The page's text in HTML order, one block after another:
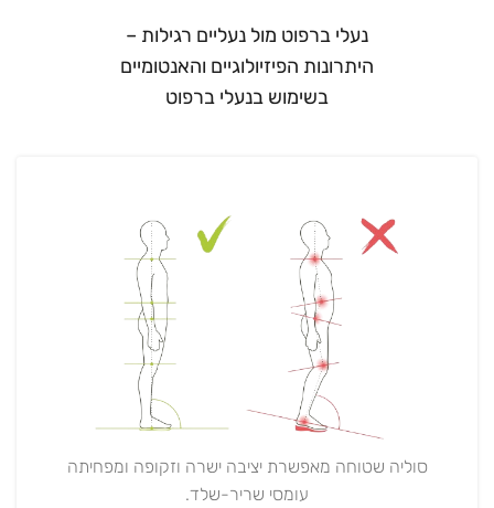
נעלי ברפוט מול נעליים רגילות –
היתרונות הפיזיולוגיים והאנטומיים
בשימוש בנעלי ברפוט
סוליה שטוחה מאפשרת יציבה ישרה וזקופה ומפחיתה
עומסי שריר-שלד.